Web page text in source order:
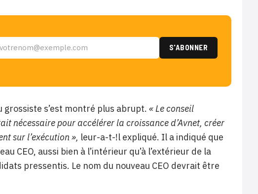
s’est montré plus abrupt. « Le conseil
nécessaire pour accélérer la croissance d’Avnet, créer
sur l’exécution », leur-a-t-!l expliqué. Il a indiqué que
CEO, aussi bien à l’intérieur qu’à l’extérieur de la
pressentis. Le nom du nouveau CEO devrait être